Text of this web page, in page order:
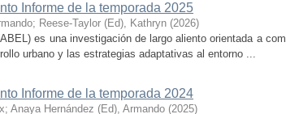
Informe de la temporada 2025
; Reese-Taylor (Ed), Kathryn (2026)
es una investigación de largo aliento orientada a
urbano y las estrategias adaptativas al entorno ...
Informe de la temporada 2024
; Anaya Hernández (Ed), Armando (2025)